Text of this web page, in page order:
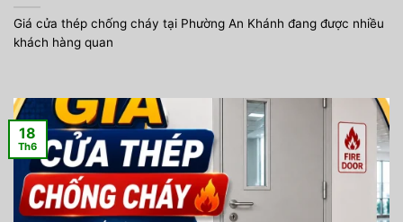
Giá cửa thép chống cháy tại Phường An Khánh đang được nhiều
khách hàng quan
18
Th6